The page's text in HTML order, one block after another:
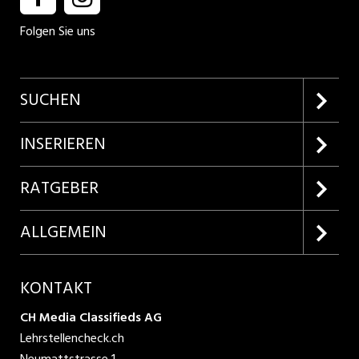
Folgen Sie uns
SUCHEN
Firmenprofile entdecken
Lehrstellen suchen
INSERIEREN
Kundenlogin
Inserieren
Produkte
RATGEBER
Lehrberufe entdecken
ALLGEMEIN
AGB
Datenschutzbestimmungen
KONTAKT
CH Media Classifieds AG
Lehrstellencheck.ch